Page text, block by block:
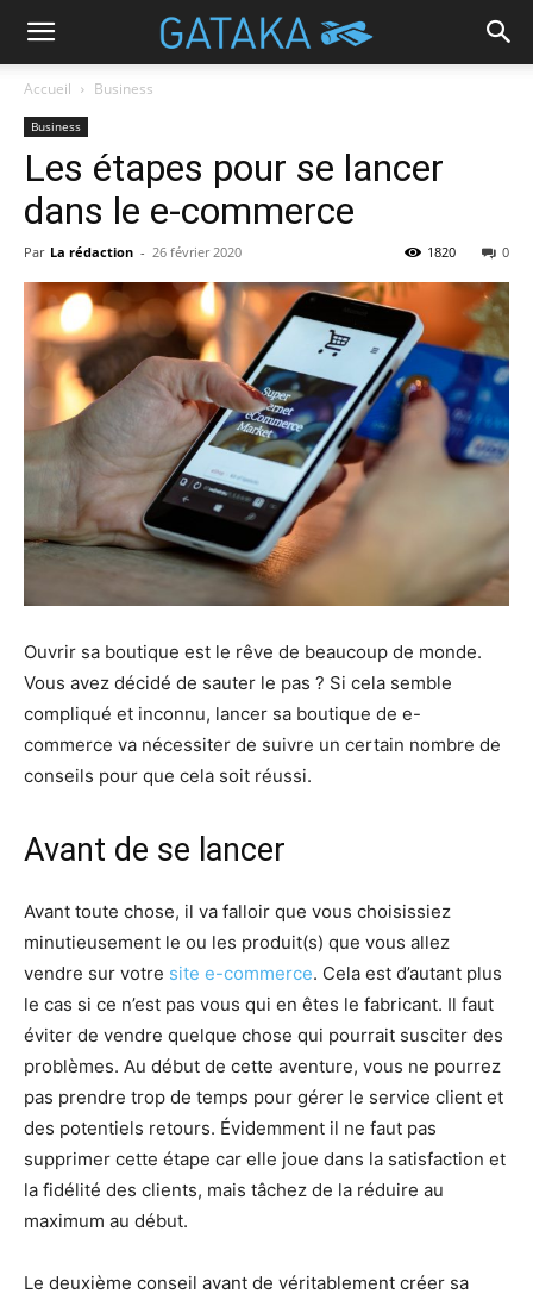
Accueil Business
Business
Les étapes pour se lancer
dans le e-commerce
Par La rédaction - 26 février 2020 0
1820
Ouvrir sa boutique est le rêve de beaucoup de monde.
Vous avez décidé de sauter le pas ? Si cela semble
compliqué et inconnu, lancer sa boutique de e-
commerce va nécessiter de suivre un certain nombre de
conseils pour que cela soit réussi.
Avant de se lancer
Avant toute chose, il va falloir que vous choisissiez
minutieusement le ou les produit(s) que vous allez
vendre sur votre site e-commerce. Cela est d’autant plus
le cas si ce n’est pas vous qui en êtes le fabricant. Il faut
éviter de vendre quelque chose qui pourrait susciter des
problèmes. Au début de cette aventure, vous ne pourrez
pas prendre trop de temps pour gérer le service client et
des potentiels retours. Évidemment il ne faut pas
supprimer cette étape car elle joue dans la satisfaction et
la fidélité des clients, mais tâchez de la réduire au
maximum au début.
Le deuxième conseil avant de véritablement créer sa